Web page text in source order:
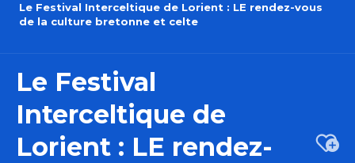
Le Festival Interceltique de Lorient : LE rendez-vous
de la culture bretonne et celte
Le Festival
Interceltique de
Lorient : LE rendez-